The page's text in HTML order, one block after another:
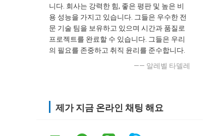
니다. 회사는 강력한 힘, 좋은 평판 및 높은 비
용 성능을 가지고 있습니다. 그들은 우수한 전
문 기술 팀을 보유하고 있으며 시간과 품질로
프로젝트를 완료할 수 있습니다. 그들은 우리
의 필요를 존중하고 취직 윤리를 준수합니다.
—— 알레벨 타델레
제가 지금 온라인 채팅 해요